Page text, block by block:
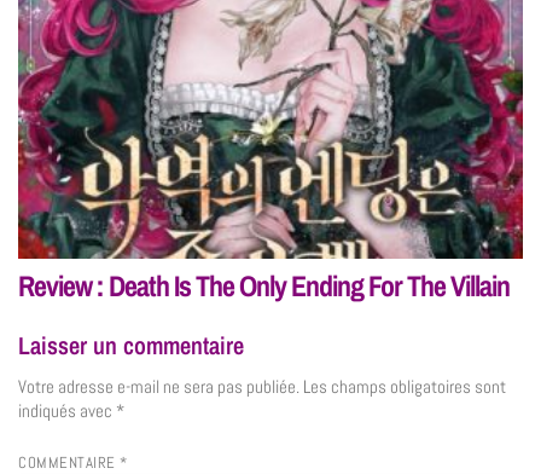
Review : Death Is The Only Ending For The Villain
Laisser un commentaire
Votre adresse e-mail ne sera pas publiée. Les champs obligatoires sont
indiqués avec *
COMMENTAIRE *